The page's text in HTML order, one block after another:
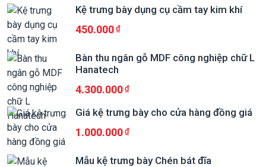
Kệ trưng bày dụng cụ cầm tay kim khí
450.000
Bàn thu ngân gỗ MDF công nghiệp chữ L
Hanatech
4.300.000
Giá kệ trưng bày cho cửa hàng đồng giá
1.000.000
Mẫu kệ trưng bày Chén bát đĩa